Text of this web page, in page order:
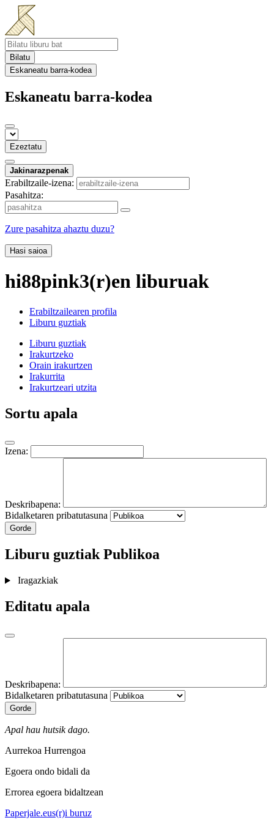
Bilatu
Eskaneatu barra-kodea
Eskaneatu barra-kodea
Ezeztatu
Jakinarazpenak
Erabiltzaile-izena:
Pasahitza:
Zure pasahitza ahaztu duzu?
Hasi saioa
hi88pink3(r)en liburuak
Erabiltzailearen profila
Liburu guztiak
Liburu guztiak
Irakurtzeko
Orain irakurtzen
Irakurrita
Irakurtzeari utzita
Sortu apala
Izena:
Deskribapena:
Bidalketaren pribatutasuna
Gorde
Liburu guztiakPublikoa
Iragazkiak
Editatu apala
Deskribapena:
Bidalketaren pribatutasuna
Gorde
Apal hau hutsik dago.
Aurrekoa Hurrengoa
Egoera ondo bidali da
Errorea egoera bidaltzean
Paperjale.eus(r)i buruz